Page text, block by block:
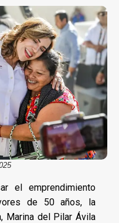
el emprendimiento
de 50 años, la
Marina del Pilar Ávila